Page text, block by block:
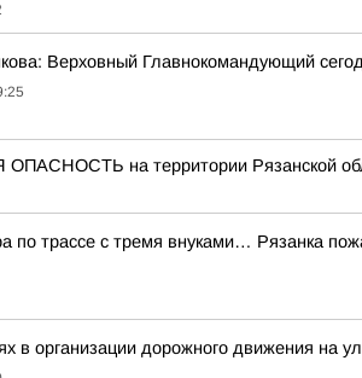
Верховный Главнокомандующий
на территории Рязанской
по трассе с тремя внуками… Рязанка
в организации дорожного движения на